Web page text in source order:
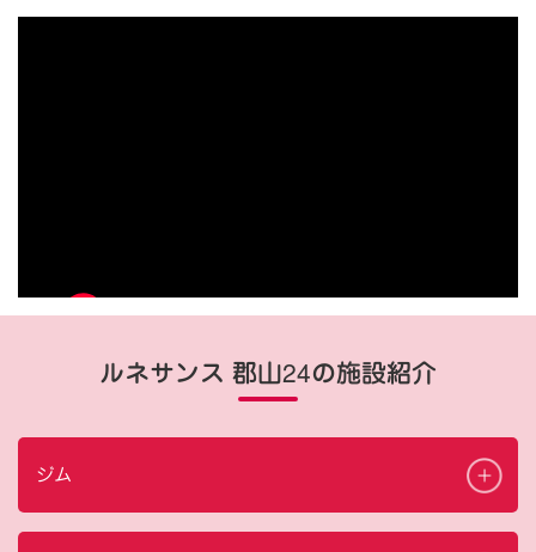
ルネサンス 郡山24の施設紹介
ジム